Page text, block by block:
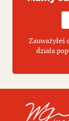
Zauważyłeś
działa